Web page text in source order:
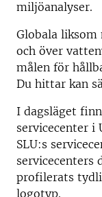
miljöanalyser.
Globala
och över
målen för
Du hittar kan
I dagsläget
servicecenter i
SLU:s
servicecenters
profilerats
logotyp.